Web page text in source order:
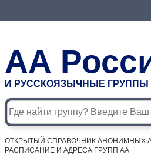
АА
И РУССКОЯЗЫЧНЫЕ ГРУППЫ
ОТКРЫТЫЙ СПРАВОЧНИК АНОНИМНЫХ
РАСПИСАНИЕ И АДРЕСА ГРУПП АА